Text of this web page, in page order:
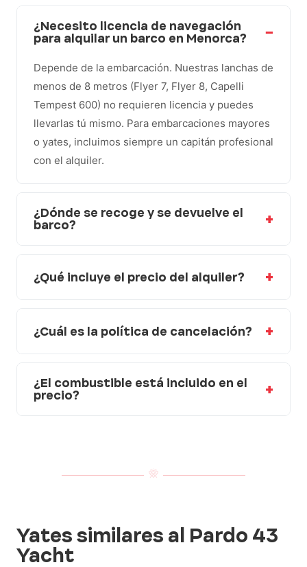
¿Necesito licencia de navegación
para alquilar un barco en Menorca?
Depende de la embarcación. Nuestras lanchas de
menos de 8 metros (Flyer 7, Flyer 8, Capelli
Tempest 600) no requieren licencia y puedes
llevarlas tú mismo. Para embarcaciones mayores
o yates, incluimos siempre un capitán profesional
con el alquiler.
¿Dónde se recoge y se devuelve el
barco?
¿Qué incluye el precio del alquiler?
¿Cuál es la política de cancelación?
¿El combustible está incluido en el
precio?
Yates similares al Pardo 43
Yacht